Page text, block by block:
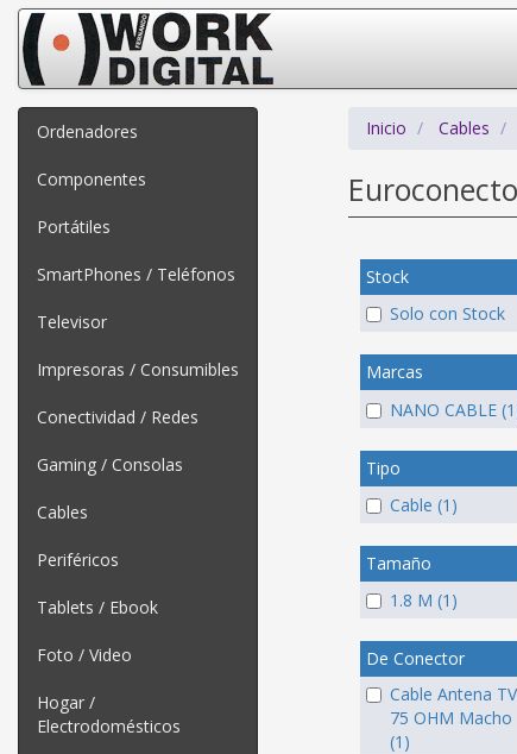
Ordenadores
Componentes
Portátiles
SmartPhones / Teléfonos
Televisor
Impresoras / Consumibles
Conectividad / Redes
Gaming / Consolas
Cables
Periféricos
Tablets / Ebook
Foto / Video
Hogar /
Electrodomésticos
Inicio Cables
Stock
Solo con Stock
Marcas
NANO CABLE
Tipo
Cable (1)
Tamaño
1.8 M (1)
De Conector
Cable Antena TV
75 OHM Macho
(1)